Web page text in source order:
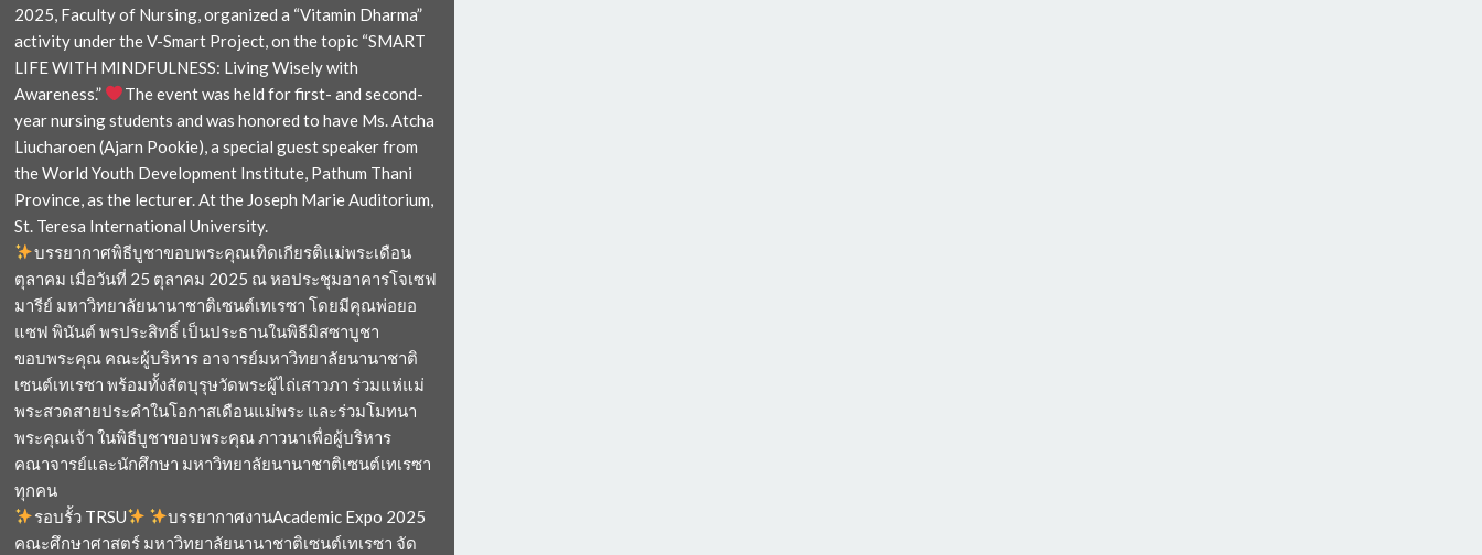
2025, Faculty of Nursing, organized a “Vitamin Dharma”
activity under the V-Smart Project, on the topic “SMART
LIFE WITH MINDFULNESS: Living Wisely with
Awareness.”
The event was held for first- and second-
year nursing students and was honored to have Ms. Atcha
Liucharoen (Ajarn Pookie), a special guest speaker from
the World Youth Development Institute, Pathum Thani
Province, as the lecturer. At the Joseph Marie Auditorium,
St. Teresa International University.
บรรยากาศพิธีบูชาขอบพระคุณเทิดเกียรติแม่พระเดือน
ตุลาคม เมื่อวันที่ 25 ตุลาคม 2025 ณ หอประชุมอาคารโจเซฟ
มารีย์ มหาวิทยาลัยนานาชาติเซนต์เทเรซา โดยมีคุณพ่อยอ
แซฟ พินันต์ พรประสิทธิ์ เป็นประธานในพิธีมิสซาบูชา
ขอบพระคุณ คณะผู้บริหาร อาจารย์มหาวิทยาลัยนานาชาติ
เซนต์เทเรซา พร้อมทั้งสัตบุรุษวัดพระผู้ไถ่เสาวภา ร่วมแห่แม่
พระสวดสายประคำในโอกาสเดือนแม่พระ และร่วมโมทนา
พระคุณเจ้า ในพิธีบูชาขอบพระคุณ ภาวนาเพื่อผู้บริหาร
คณาจารย์และนักศึกษา มหาวิทยาลัยนานาชาติเซนต์เทเรซา
ทุกคน
รอบรั้ว TRSU
บรรยากาศงานAcademic Expo 2025
คณะศึกษาศาสตร์ มหาวิทยาลัยนานาชาติเซนต์เทเรซา จัด